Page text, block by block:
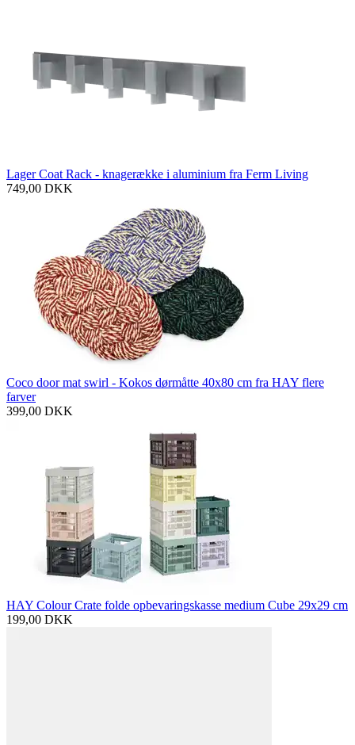
Lager Coat Rack - knagerække i aluminium fra Ferm Living
749,00 DKK
Coco door mat swirl - Kokos dørmåtte 40x80 cm fra HAY flere
farver
399,00 DKK
HAY Colour Crate folde opbevaringskasse medium Cube 29x29 cm
199,00 DKK